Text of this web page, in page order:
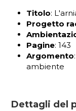
Titolo:
Progetto
Pagine: 143
Argomento
ambiente
Dettagli del